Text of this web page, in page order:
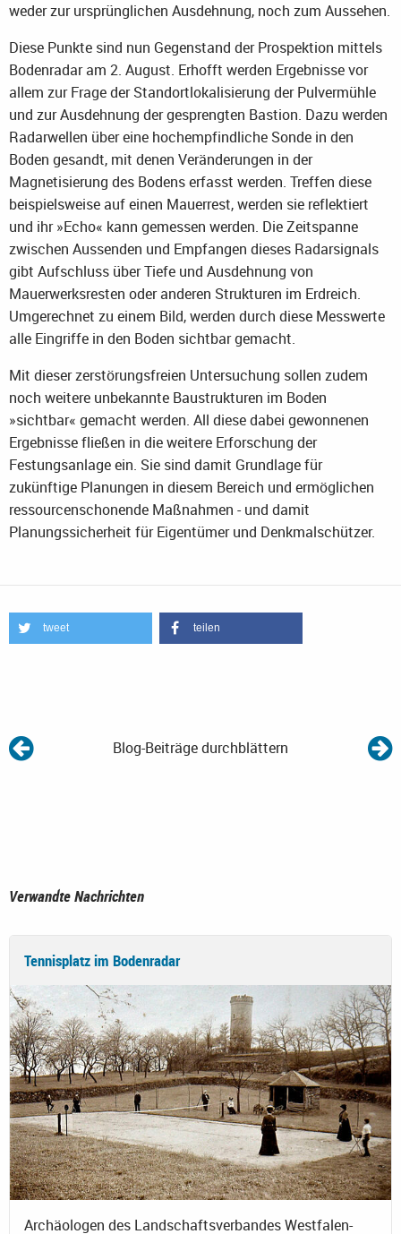
weder zur ursprünglichen Ausdehnung, noch zum Aussehen.
Diese Punkte sind nun Gegenstand der Prospektion mittels
Bodenradar am 2. August. Erhofft werden Ergebnisse vor
allem zur Frage der Standortlokalisierung der Pulvermühle
und zur Ausdehnung der gesprengten Bastion. Dazu werden
Radarwellen über eine hochempfindliche Sonde in den
Boden gesandt, mit denen Veränderungen in der
Magnetisierung des Bodens erfasst werden. Treffen diese
beispielsweise auf einen Mauerrest, werden sie reflektiert
und ihr »Echo« kann gemessen werden. Die Zeitspanne
zwischen Aussenden und Empfangen dieses Radarsignals
gibt Aufschluss über Tiefe und Ausdehnung von
Mauerwerksresten oder anderen Strukturen im Erdreich.
Umgerechnet zu einem Bild, werden durch diese Messwerte
alle Eingriffe in den Boden sichtbar gemacht.
Mit dieser zerstörungsfreien Untersuchung sollen zudem
noch weitere unbekannte Baustrukturen im Boden
»sichtbar« gemacht werden. All diese dabei gewonnenen
Ergebnisse fließen in die weitere Erforschung der
Festungsanlage ein. Sie sind damit Grundlage für
zukünftige Planungen in diesem Bereich und ermöglichen
ressourcenschonende Maßnahmen - und damit
Planungssicherheit für Eigentümer und Denkmalschützer.
tweet teilen
Blog-Beiträge durchblättern
Verwandte Nachrichten
Tennisplatz im Bodenradar
Archäologen des Landschaftsverbandes Westfalen-